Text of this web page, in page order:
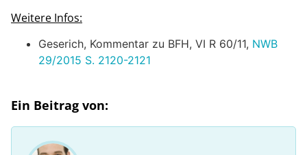
Weitere Infos:
Geserich, Kommentar zu BFH, VI R 60/11, NWB
29/2015 S. 2120-2121
Ein Beitrag von: